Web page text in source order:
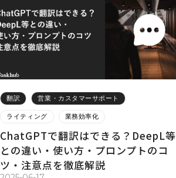
翻訳 営業・カスタマーサポート
ライティング 業務効率化
ChatGPTで翻訳はできる？DeepL等
との違い・使い方・プロンプトのコ
ツ・注意点を徹底解説